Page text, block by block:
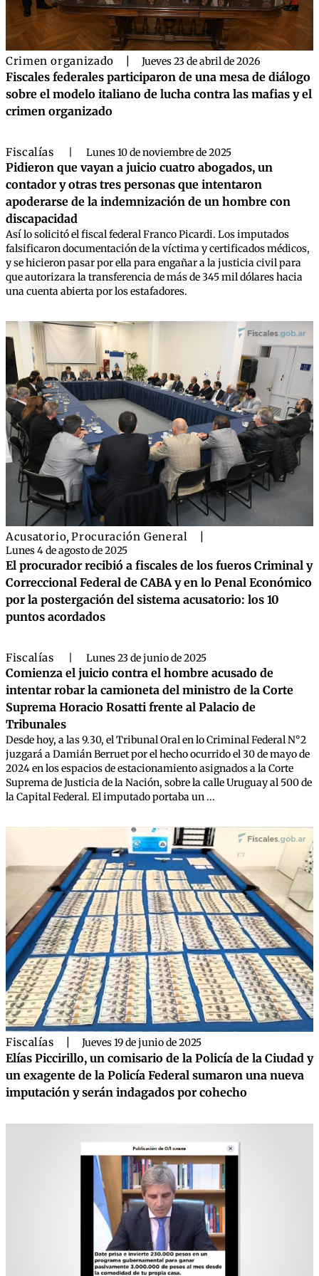
Crimen organizado Jueves 23 de abril de 2026
Fiscales federales participaron de una mesa de diálogo
sobre el modelo italiano de lucha contra las mafias y el
crimen organizado
Fiscalías Lunes 10 de noviembre de 2025
Pidieron que vayan a juicio cuatro abogados, un
contador y otras tres personas que intentaron
apoderarse de la indemnización de un hombre con
discapacidad
Así lo solicitó el fiscal federal Franco Picardi. Los imputados
falsificaron documentación de la víctima y certificados médicos,
y se hicieron pasar por ella para engañar a la justicia civil para
que autorizara la transferencia de más de 345 mil dólares hacia
una cuenta abierta por los estafadores.
Acusatorio,Procuración General
Lunes 4 de agosto de 2025
El procurador recibió a fiscales de los fueros Criminal y
Correccional Federal de CABA y en lo Penal Económico
por la postergación del sistema acusatorio: los 10
puntos acordados
Fiscalías Lunes 23 de junio de 2025
Comienza el juicio contra el hombre acusado de
intentar robar la camioneta del ministro de la Corte
Suprema Horacio Rosatti frente al Palacio de
Tribunales
Desde hoy, a las 9.30, el Tribunal Oral en lo Criminal Federal N°2
juzgará a Damián Berruet por el hecho ocurrido el 30 de mayo de
2024 en los espacios de estacionamiento asignados a la Corte
Suprema de Justicia de la Nación, sobre la calle Uruguay al 500 de
la Capital Federal. El imputado portaba un ...
Fiscalías Jueves 19 de junio de 2025
Elías Piccirillo, un comisario de la Policía de la Ciudad y
un exagente de la Policía Federal sumaron una nueva
imputación y serán indagados por cohecho